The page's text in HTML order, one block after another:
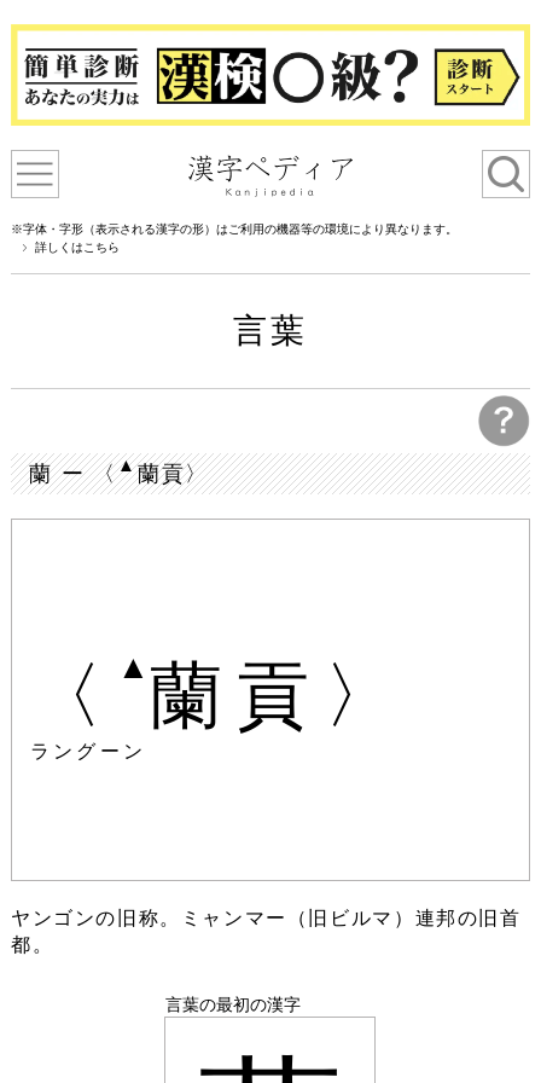
※字体・字形（表示される漢字の形）はご利用の機器等の環境により異なります。
詳しくはこちら
言葉
蘭 ー 〈▲蘭貢〉
〈 ▲ 蘭貢〉
ラングーン
ヤンゴンの旧称。ミャンマー（旧ビルマ）連邦の旧首
都。
言葉の最初の漢字